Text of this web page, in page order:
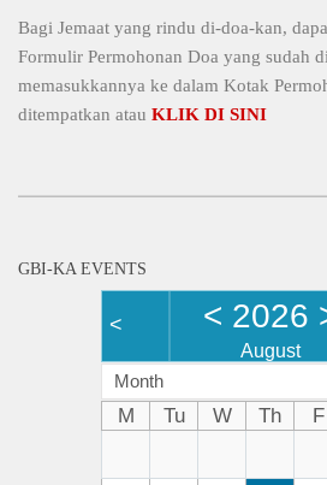
Bagi Jemaat yang rindu di-doa-kan,
Formulir Permohonan Doa yang sudah
memasukkannya ke dalam Kotak
ditempatkan atau KLIK DI SINI
GBI-KA EVENTS
< < 2026
August
Month
M Tu W Th F